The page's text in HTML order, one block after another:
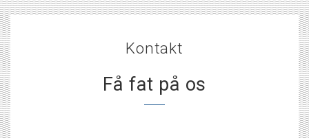
Kontakt
Få fat på os